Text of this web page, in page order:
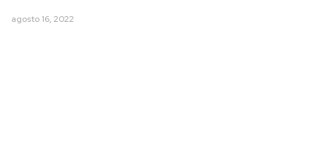
agosto 16, 2022